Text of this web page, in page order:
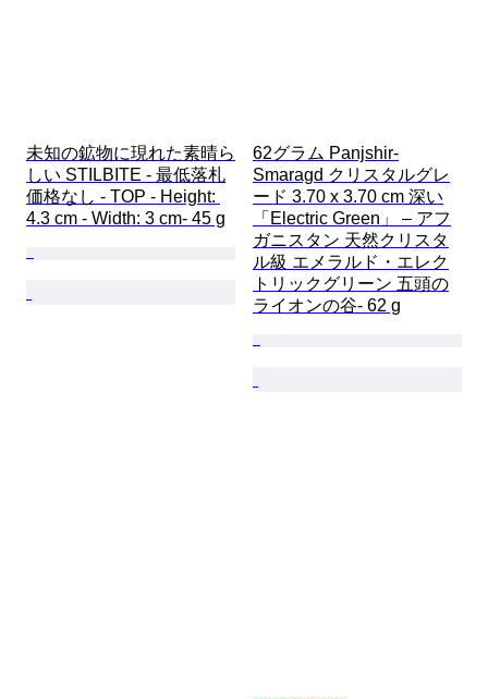
未知の鉱物に現れた素晴ら
しい STILBITE - 最低落札
価格なし - TOP - Height:
4.3 cm - Width: 3 cm- 45 g
62グラム Panjshir-
Smaragd クリスタルグレ
ード 3.70 x 3.70 cm 深い
「Electric Green」 – アフ
ガニスタン 天然クリスタ
ル級 エメラルド・エレク
トリックグリーン 五頭の
ライオンの谷- 62 g